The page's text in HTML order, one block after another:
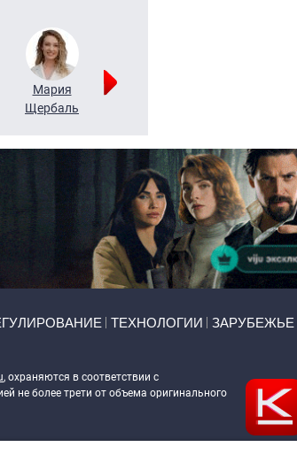
Мария
Щербаль
ТЕХНОЛОГИИ ЗАРУБЕЖЬЕ
, охраняются в соответствии с
не более трети от объема оригинального